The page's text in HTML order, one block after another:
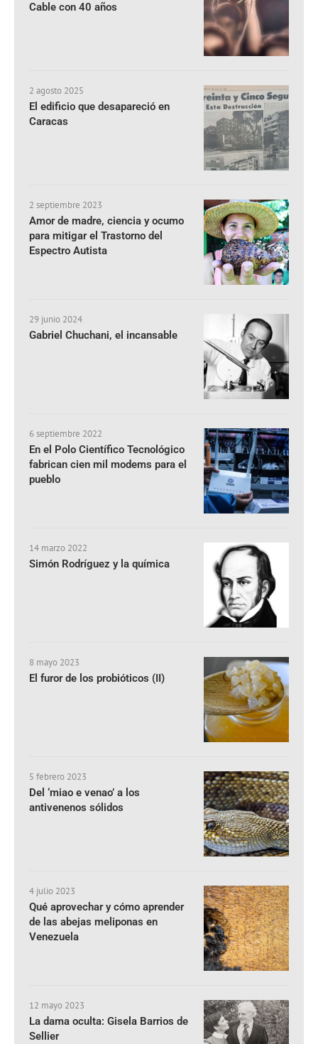
Cable con 40 años
2 agosto 2025
El edificio que desapareció en
Caracas
2 septiembre 2023
Amor de madre, ciencia y ocumo
para mitigar el Trastorno del
Espectro Autista
29 junio 2024
Gabriel Chuchani, el incansable
6 septiembre 2022
En el Polo Científico Tecnológico
fabrican cien mil modems para el
pueblo
14 marzo 2022
Simón Rodríguez y la química
8 mayo 2023
El furor de los probióticos (II)
5 febrero 2023
Del ‘miao e venao’ a los
antivenenos sólidos
4 julio 2023
Qué aprovechar y cómo aprender
de las abejas meliponas en
Venezuela
12 mayo 2023
La dama oculta: Gisela Barrios de
Sellier